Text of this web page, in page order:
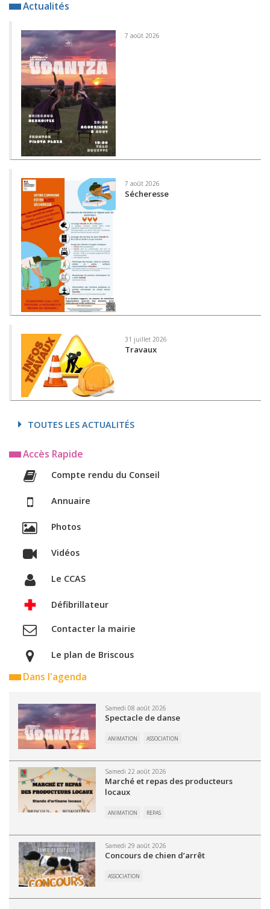
Actualités
7 août 2026
7 août 2026
Sécheresse
31 juillet 2026
Travaux
TOUTES LES ACTUALITÉS
Accès Rapide
Compte rendu du Conseil
Annuaire
Photos
Vidéos
Le CCAS
Défibrillateur
Contacter la mairie
Le plan de Briscous
Dans l'agenda
Samedi 08 août 2026
Spectacle de danse
ANIMATION ASSOCIATION
Samedi 22 août 2026
Marché et repas des producteurs
locaux
ANIMATION REPAS
Samedi 29 août 2026
Concours de chien d’arrêt
ASSOCIATION